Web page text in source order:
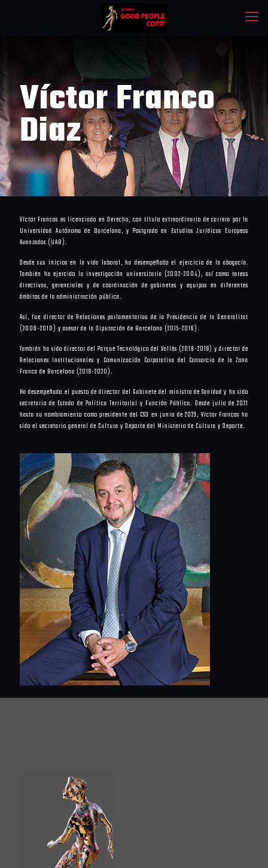
Víctor Franco
Diaz
Víctor Francos es licenciado en Derecho, con título extraordinario de carrera por la
Universidad Autónoma de Barcelona, y Postgrado en Estudios Jurídicos Europeos
Avanzados (UAB).
Desde sus inicios en la vida laboral, ha desempeñado el ejercicio de la abogacía.
También ha ejercido la investigación universitaria (2002-2004), así como tareas
directivas, gerenciales y de coordinación de gabinetes y equipos en diferentes
ámbitos de la administración pública.
Así, fue director de Relaciones parlamentarias de la Presidencia de la Generalitat
(2006-2010) y asesor de la Diputación de Barcelona (2015-2016).
También ha sido director del Parque Tecnológico del Vallès (2018-2019) y director de
Relaciones Institucionales y Comunicación Corporativa del Consorcio de la Zona
Franca de Barcelona (2019-2020).
Ha desempeñado el puesto de director del Gabinete del ministro de Sanidad y ha sido
secretario de Estado de Política Territorial y Función Pública. Desde julio de 2021
hasta su nombramiento como presidente del CSD en junio de 2023, Víctor Francos ha
sido el secretario general de Cultura y Deporte del Ministerio de Cultura y Deporte.